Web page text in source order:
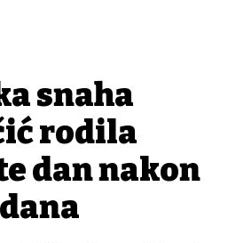
snaha
rodila
dan nakon